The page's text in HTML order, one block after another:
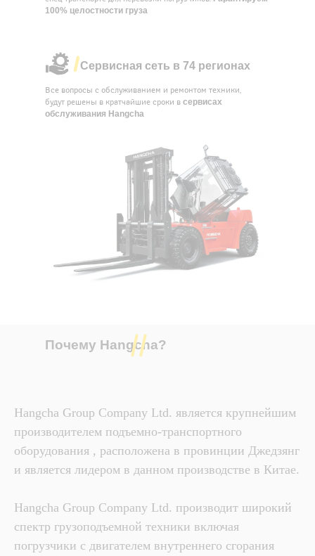
Все вопросы с обслуживанием и ремонтом техники,
будут решены в кратчайшие сроки в сервисах
обслуживания Hangcha
Сервисная сеть в 74 регионах
100% целостности груза
Почему Hangcha?
Hangcha Group Company Ltd. является крупнейшим
производителем подъемно-транспортного
оборудования , расположена в провинции Джедзянг
и является лидером в данном производстве в Китае.
Hangcha Group Company Ltd. производит широкий
спектр грузоподъемной техники включая
погрузчики с двигателем внутреннего сгорания